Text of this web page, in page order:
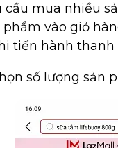
cầu mua nhiều
vào giỏ
tiến hành thanh
số lượng sản